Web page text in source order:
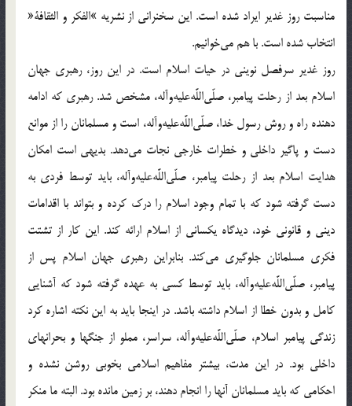
مناسبت روز غدير ايراد شده است. اين سخنرانى از نشريه »الفكر و الثقافة«
انتخاب شده است. با هم مى‌خوانيم.
روز غدير سرفصل نوينى در حيات اسلام است. در اين روز، رهبرى جهان
اسلام بعد از رحلت پيامبر، صلّى‌اللَّه‌عليه‌وآله، مشخص شد. رهبرى كه ادامه
دهنده راه و روش رسول خدا، صلّى‌اللَّه‌عليه‌وآله، است و مسلمانان را از موانع
دست و پاگير داخلى و خطرات خارجى نجات مى‌دهد. بديهى است امكان
هدايت اسلام بعد از رحلت پيامبر، صلّى‌اللَّه‌عليه‌وآله، بايد توسط فردى به
دست گرفته شود كه با تمام وجود اسلام را درك كرده و بتواند با اقدامات
دينى و قانونى خود، ديدگاه يكسانى از اسلام ارائه كند. اين كار از تشتت
فكرى مسلمانان جلوگيرى مى‌كند. بنابراين رهبرى جهان اسلام پس از
پيامبر، صلّى‌اللَّه‌عليه‌وآله، بايد توسط كسى به عهده گرفته شود كه آشنايى
كامل و بدون خطا از اسلام داشته باشد. در اينجا بايد به اين نكته اشاره كرد
زندگى پيامبر اسلام، صلّى‌اللَّه‌عليه‌وآله، سراسر، مملو از جنگها و بحرانهاى
داخلى بود. در اين مدت، بيشتر مفاهيم اسلامى بخوبى روشن نشده و
احكامى كه بايد مسلمانان آنها را انجام دهند، بر زمين مانده بود. البته ما منكر